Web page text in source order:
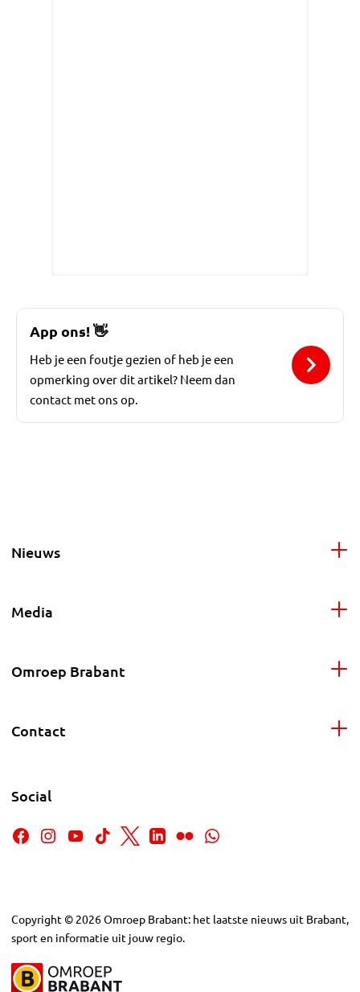
App ons! 👋
Heb je een foutje gezien of heb je een
opmerking over dit artikel? Neem dan
contact met ons op.
Nieuws
Media
Omroep Brabant
Contact
Social
Copyright © 2026Omroep Brabant: het laatste nieuws uit Brabant,
sport en informatie uit jouw regio.